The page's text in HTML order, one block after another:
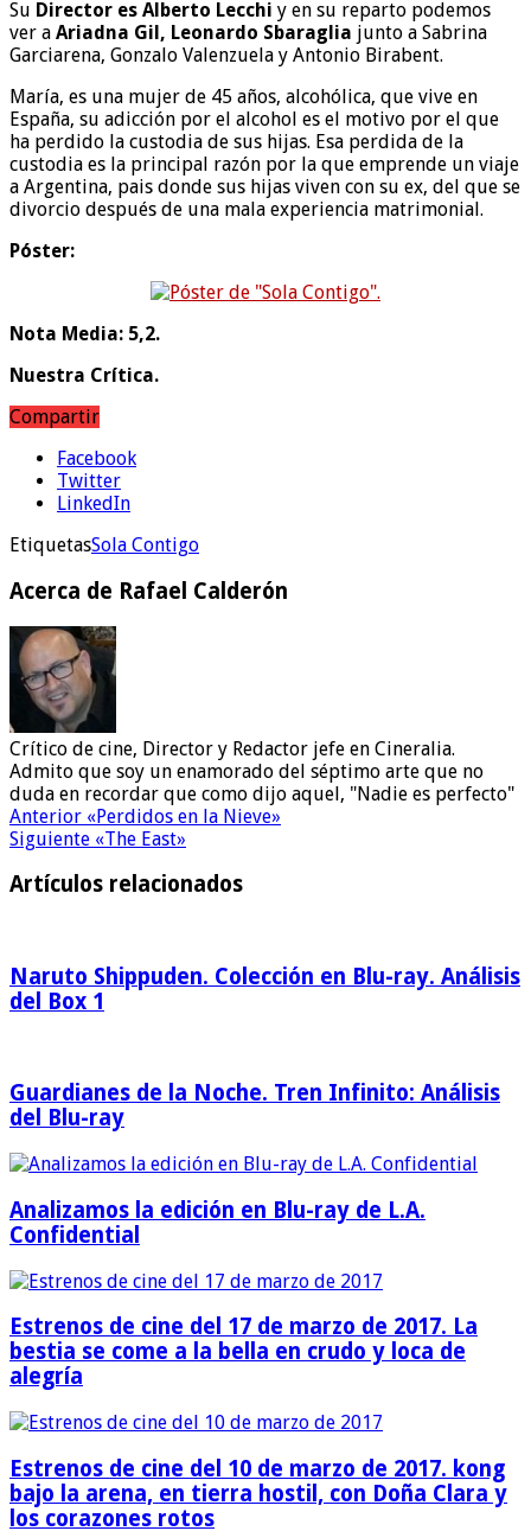
Su Director es Alberto Lecchi y en su reparto podemos
ver a Ariadna Gil, Leonardo Sbaraglia junto a Sabrina
Garciarena, Gonzalo Valenzuela y Antonio Birabent.
María, es una mujer de 45 años, alcohólica, que vive en
España, su adicción por el alcohol es el motivo por el que
ha perdido la custodia de sus hijas. Esa perdida de la
custodia es la principal razón por la que emprende un viaje
a Argentina, pais donde sus hijas viven con su ex, del que se
divorcio después de una mala experiencia matrimonial.
Póster:
Nota Media: 5,2.
Nuestra Crítica.
Compartir
Facebook
Twitter
LinkedIn
EtiquetasSola Contigo
Acerca de Rafael Calderón
Crítico de cine, Director y Redactor jefe en Cineralia.
Admito que soy un enamorado del séptimo arte que no
duda en recordar que como dijo aquel, "Nadie es perfecto"
Anterior «Perdidos en la Nieve»
Siguiente «The East»
Artículos relacionados
Naruto Shippuden. Colección en Blu-ray. Análisis
del Box 1
Guardianes de la Noche. Tren Infinito: Análisis
del Blu-ray
Analizamos la edición en Blu-ray de L.A.
Confidential
Estrenos de cine del 17 de marzo de 2017. La
bestia se come a la bella en crudo y loca de
alegría
Estrenos de cine del 10 de marzo de 2017. kong
bajo la arena, en tierra hostil, con Doña Clara y
los corazones rotos